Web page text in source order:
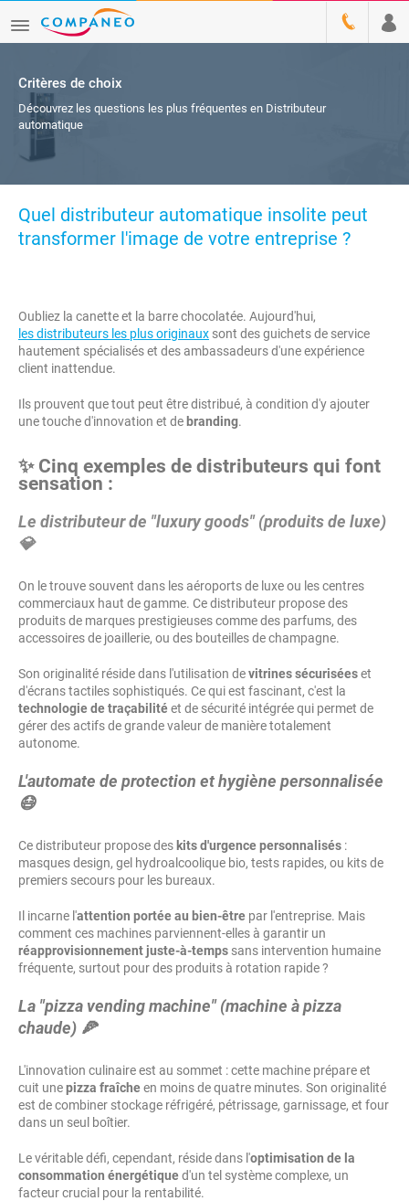
Critères de choix
Découvrez les questions les plus fréquentes en Distributeur
automatique
Quel distributeur automatique insolite peut
transformer l'image de votre entreprise ?
Oubliez la canette et la barre chocolatée. Aujourd'hui,
les distributeurs les plus originaux sont des guichets de service
hautement spécialisés et des ambassadeurs d'une expérience
client inattendue.
Ils prouvent que tout peut être distribué, à condition d'y ajouter
une touche d'innovation et de branding.
✨ Cinq exemples de distributeurs qui font
sensation :
Le distributeur de "luxury goods" (produits de luxe)
💎
On le trouve souvent dans les aéroports de luxe ou les centres
commerciaux haut de gamme. Ce distributeur propose des
produits de marques prestigieuses comme des parfums, des
accessoires de joaillerie, ou des bouteilles de champagne.
Son originalité réside dans l'utilisation devitrines sécuriséeset
d'écrans tactiles sophistiqués. Ce qui est fascinant, c'est la
technologie de traçabilitéet de sécurité intégrée qui permet de
gérer des actifs de grande valeur de manière totalement
autonome.
L'automate de protection et hygiène personnalisée
😷
Ce distributeur propose des kits d'urgence personnalisés :
masques design, gel hydroalcoolique bio, tests rapides, ou kits de
premiers secours pour les bureaux.
Il incarne l'attention portée au bien-être par l'entreprise. Mais
comment ces machines parviennent-elles à garantir un
réapprovisionnement juste-à-temps sans intervention humaine
fréquente, surtout pour des produits à rotation rapide ?
La "pizza vending machine" (machine à pizza
chaude) 🍕
L'innovation culinaire est au sommet : cette machine prépare et
cuit unepizza fraîcheen moins de quatre minutes. Son originalité
est de combiner stockage réfrigéré, pétrissage, garnissage, et four
dans un seul boîtier.
Le véritable défi, cependant, réside dans l'optimisation de la
consommation énergétiqued'un tel système complexe, un
facteur crucial pour la rentabilité.